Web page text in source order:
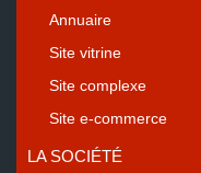
Annuaire
Site vitrine
Site complexe
Site e-commerce
LA SOCIÉTÉ